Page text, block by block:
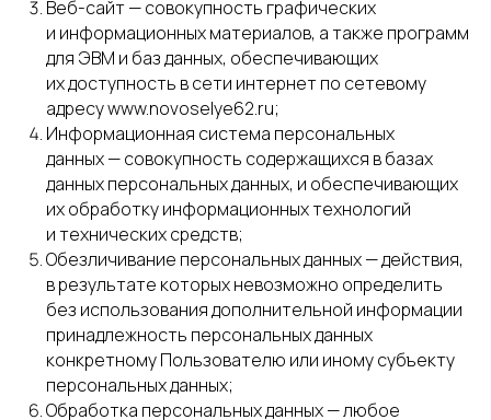
Веб-сайт — совокупность графических
и информационных материалов, а также программ
для ЭВМ и баз данных, обеспечивающих
их доступность в сети интернет по сетевому
адресу www.novoselye62.ru;
Информационная система персональных
данных — совокупность содержащихся в базах
данных персональных данных, и обеспечивающих
их обработку информационных технологий
и технических средств;
Обезличивание персональных данных — действия,
в результате которых невозможно определить
без использования дополнительной информации
принадлежность персональных данных
конкретному Пользователю или иному субъекту
персональных данных;
Обработка персональных данных — любое